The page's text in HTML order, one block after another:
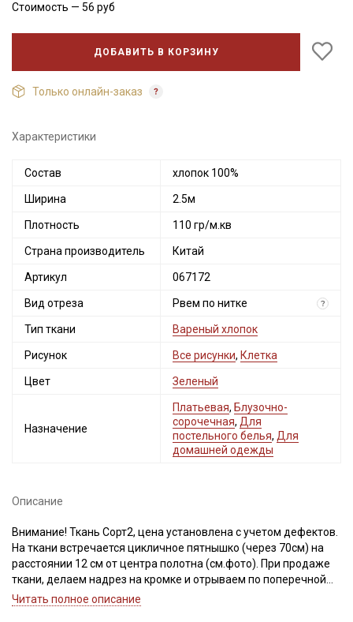
Стоимость — 56 руб
ДОБАВИТЬ В КОРЗИНУ
Только онлайн-заказ
Характеристики
Состав хлопок 100%
Ширина 2.5м
Плотность 110 гр/м.кв
Страна производитель Китай
Артикул 067172
Вид отреза Рвем по нитке ?
Тип ткани Вареный хлопок
Рисунок Все рисунки, Клетка
Цвет Зеленый
Назначение
Платьевая, Блузочно-
сорочечная, Для
постельного белья, Для
домашней одежды
Описание
Внимание! Ткань Сорт2, цена установлена с учетом дефектов.
На ткани встречается цикличное пятнышко (через 70см) на
расстоянии 12 см от центра полотна (см.фото). При продаже
ткани, делаем надрез на кромке и отрываем по поперечной
нити. Если в структуре отреза присутствует перекос нитей, и
Читать полное описание